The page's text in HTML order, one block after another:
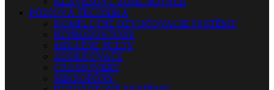
PÓDIOVÁ TECHNIKA
KOMPLETNÉ OZVUČOVACIE SYSTÉMY
REPRODUKTORY
MIXÁŽNE PULTY
ZOSILŇOVAČE
CROSSOVERY
MIKROFÓNY